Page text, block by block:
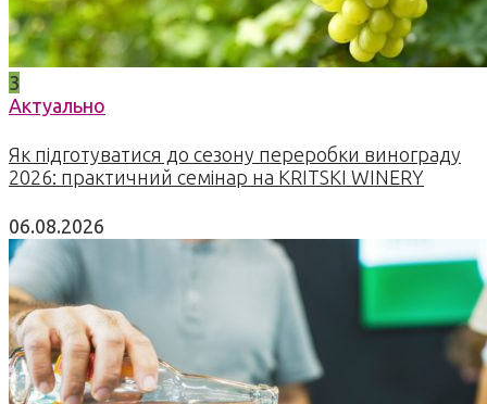
3
Актуально
Як підготуватися до сезону переробки винограду
2026: практичний семінар на KRITSKI WINERY
06.08.2026